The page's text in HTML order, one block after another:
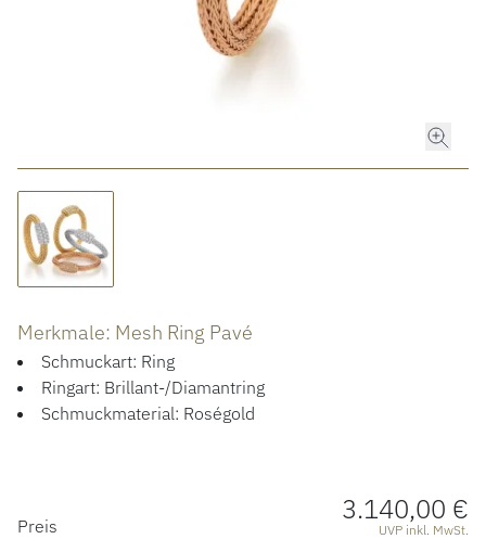
ROLEX CERTIFIED PRE-OWNED
HOCHZEIT
ACCESSOIRES
Merkmale: Mesh Ring Pavé
Schmuckart: Ring
Ringart: Brillant-/Diamantring
Schmuckmaterial: Roségold
PREISINFORMATIONEN
Preis 3.140,00 €
UVP inkl. MwSt.